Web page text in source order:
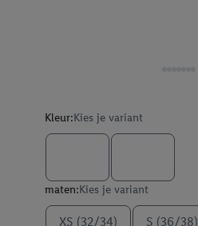
Kleur:Kies je variant
maten:Kies je variant
XS (32/34) S (36/38)